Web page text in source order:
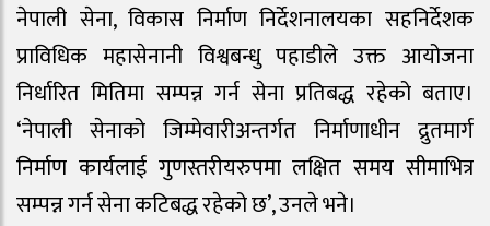
नेपाली सेना, विकास निर्माण निर्देशनालयका सहनिर्देशक
प्राविधिक महासेनानी विश्वबन्धु पहाडीले उक्त आयोजना
निर्धारित मितिमा सम्पन्न गर्न सेना प्रतिबद्ध रहेको बताए।
‘नेपाली सेनाको जिम्मेवारीअन्तर्गत निर्माणाधीन द्रुतमार्ग
निर्माण कार्यलाई गुणस्तरीयरुपमा लक्षित समय सीमाभित्र
सम्पन्न गर्न सेना कटिबद्ध रहेको छ’, उनले भने।